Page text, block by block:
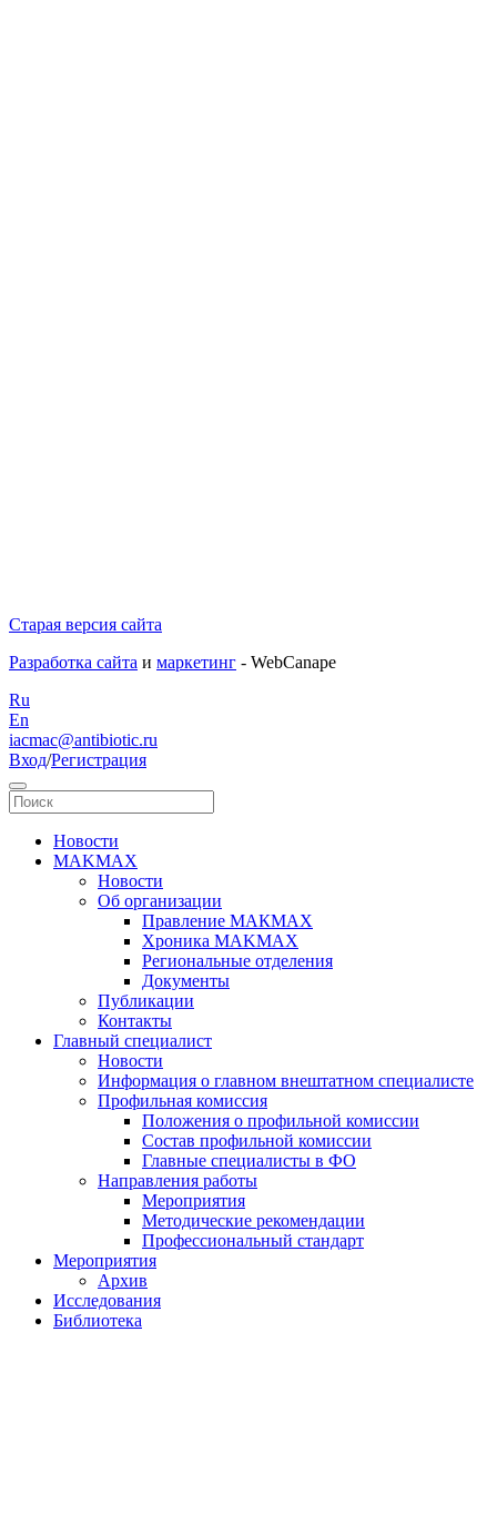
Старая версия сайта
Разработка сайта и маркетинг - WebCanape
Ru
En
iacmac@antibiotic.ru
Вход/Регистрация
Новости
MAKMAX
Новости
Об организации
Правление МАКМАХ
Хроника MAKMAX
Региональные отделения
Документы
Публикации
Контакты
Главный специалист
Новости
Информация о главном внештатном специалисте
Профильная комиссия
Положения о профильной комиссии
Состав профильной комиссии
Главные специалисты в ФО
Направления работы
Мероприятия
Методические рекомендации
Профессиональный стандарт
Мероприятия
Архив
Исследования
Библиотека